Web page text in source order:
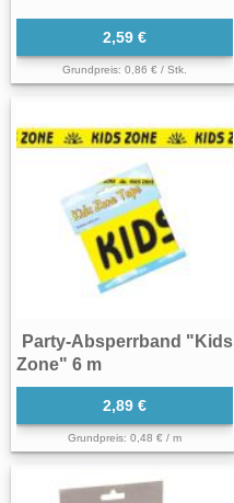
2,59 €
Grundpreis: 0,86 € / Stk.
Party-Absperrband "Kids
Zone" 6 m
2,89 €
Grundpreis: 0,48 € / m